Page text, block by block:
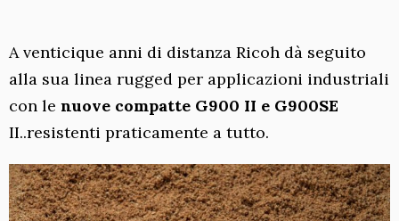
A venticique anni di distanza Ricoh dà seguito
alla sua linea rugged per applicazioni industriali
con le nuove compatte G900 II e G900SE
II..resistenti praticamente a tutto.